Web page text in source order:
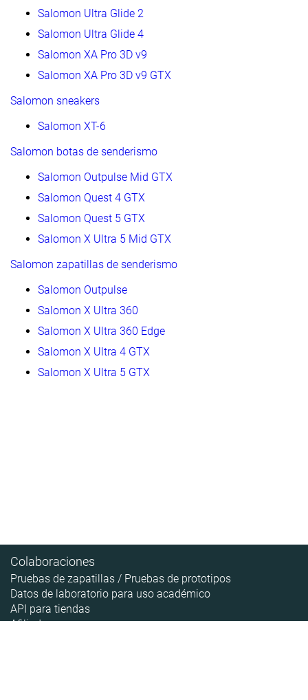
Salomon Ultra Glide 2
Salomon Ultra Glide 4
Salomon XA Pro 3D v9
Salomon XA Pro 3D v9 GTX
Salomon sneakers
Salomon XT-6
Salomon botas de senderismo
Salomon Outpulse Mid GTX
Salomon Quest 4 GTX
Salomon Quest 5 GTX
Salomon X Ultra 5 Mid GTX
Salomon zapatillas de senderismo
Salomon Outpulse
Salomon X Ultra 360
Salomon X Ultra 360 Edge
Salomon X Ultra 4 GTX
Salomon X Ultra 5 GTX
Colaboraciones
Pruebas de zapatillas / Pruebas de prototipos
Datos de laboratorio para uso académico
API para tiendas
Afiliados